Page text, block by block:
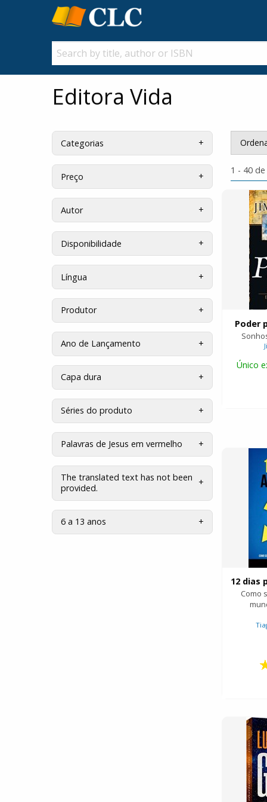
Editora Vida
Categorias
Preço
Autor
Disponibilidade
Língua
Produtor
Ano de Lançamento
Capa dura
Séries do produto
Palavras de Jesus em vermelho
The translated text has not been
provided.
6 a 13 anos
1 - 40
Poder
Único
Como